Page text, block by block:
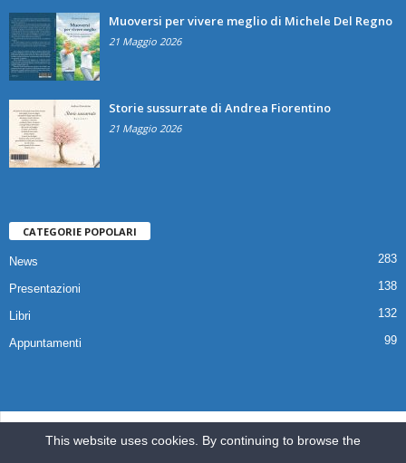
Muoversi per vivere meglio di Michele Del Regno
21 Maggio 2026
Storie sussurrate di Andrea Fiorentino
21 Maggio 2026
CATEGORIE POPOLARI
News 283
Presentazioni 138
Libri 132
Appuntamenti 99
This website uses cookies. By continuing to browse the